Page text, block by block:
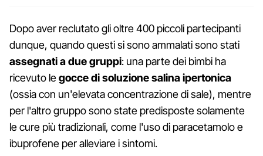
Dopo aver reclutato gli oltre 400 piccoli partecipanti
dunque, quando questi si sono ammalati sono stati
assegnati a due gruppi: una parte dei bimbi ha
ricevuto legocce di soluzione salina ipertonica
(ossia con un'elevata concentrazione di sale), mentre
per l'altro gruppo sono state predisposte solamente
le cure più tradizionali, come l'uso di paracetamolo e
ibuprofene per alleviare i sintomi.